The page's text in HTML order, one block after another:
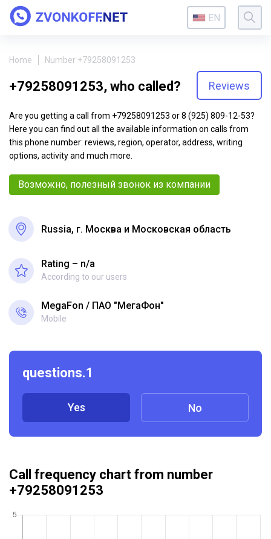
EN
Home Number +79258091253
+79258091253, who called? Reviews
Are you getting a call from +79258091253 or 8 (925) 809-12-53?
Here you can find out all the available information on calls from
this phone number: reviews, region, operator, address, writing
options, activity and much more.
Возможно, полезный звонок из компании
Russia, г. Москва и Московская область
Rating – n/a
According to our users
MegaFon ПАО "МегаФон"
Mobile
questions.1
Yes No
Call frequency chart from number
+79258091253